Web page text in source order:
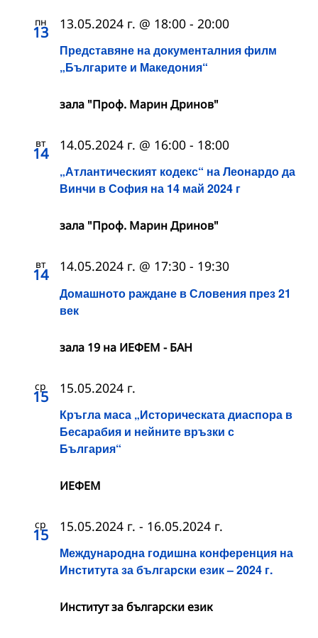
пн
13
Представяне на документалния филм
„Българите и Македония“
13.05.2024 г. @ 18:00 - 20:00
зала "Проф. Марин Дринов"
вт
14
„Атлантическият кодекс“ на Леонардо да
Винчи в София на 14 май 2024 г
14.05.2024 г. @ 16:00 - 18:00
зала "Проф. Марин Дринов"
вт
14
Домашното раждане в Словения през 21
век
14.05.2024 г. @ 17:30 - 19:30
зала 19 на ИЕФЕМ - БАН
ср
15
Кръгла маса „Историческата диаспора в
Бесарабия и нейните връзки с
България“
15.05.2024 г.
ИЕФЕМ
ср
15
Международна годишна конференция на
Института за български език – 2024 г.
15.05.2024 г. - 16.05.2024 г.
Институт за български език